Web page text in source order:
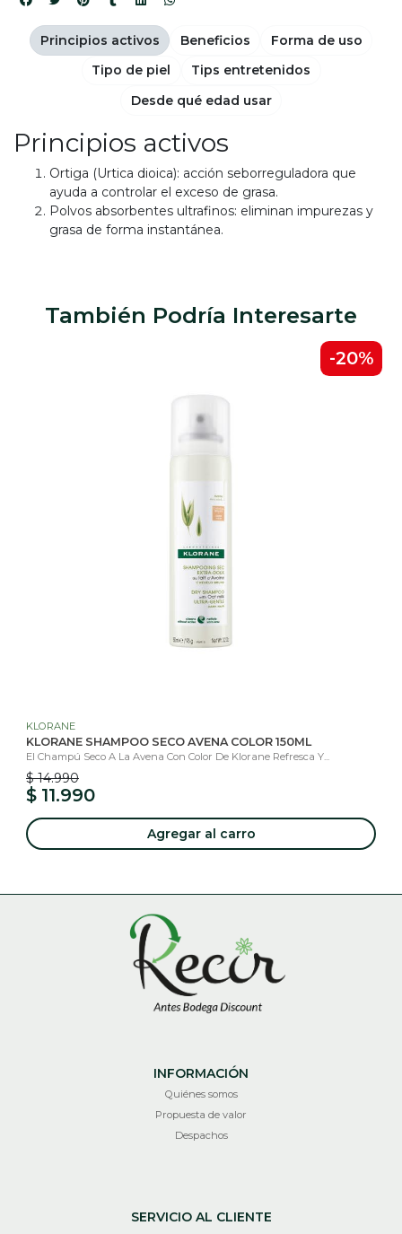
Principios activos
Ortiga (Urtica dioica): acción seborreguladora que
ayuda a controlar el exceso de grasa.
Polvos absorbentes ultrafinos: eliminan impurezas y
grasa de forma instantánea.
Principios activos Beneficios
Forma de uso
Tipo de piel
Tips entretenidos
Desde qué edad usar
También Podría Interesarte
-20%
KLORANE
KLORANE SHAMPOO SECO AVENA COLOR 150ML
El Champú Seco A La Avena Con Color De Klorane Refresca Y...
$ 14.990
$ 11.990
Agregar al carro
INFORMACIÓN
Quiénes somos
Propuesta de valor
Despachos
SERVICIO AL CLIENTE